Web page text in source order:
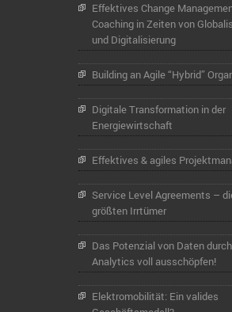
Effektives Change
Coaching in Zeiten von
und Digitalisierung
Building an Agile “Hybrid”
Digitale Transformation in der
Energiewirtschaft
Effektives & agiles
Service Level Agreements –
größten Irrtümer
Das Potenzial von Daten
Analytics voll ausschöpfen!
Elektromobilität: Ein valides